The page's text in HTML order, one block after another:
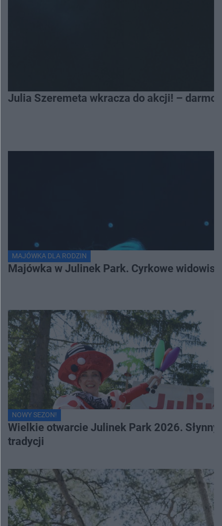
Julia Szeremeta wkracza do akcji! –
MAJÓWKA DLA RODZIN
Majówka w Julinek Park. Cyrkowe
NOWY SEZON!
Wielkie otwarcie Julinek Park 2026.
tradycji